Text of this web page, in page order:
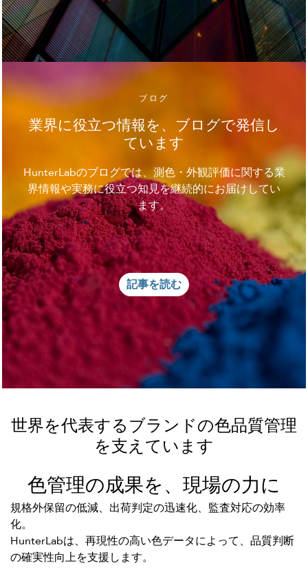
ブログ
業界に役立つ情報を、ブログで発信し
ています
HunterLabのブログでは、測色・外観評価に関する業
界情報や実務に役立つ知見を継続的にお届けしてい
ます。
記事を読む
世界を代表するブランドの色品質管理
を支えています
色管理の成果を、現場の力に
規格外保留の低減、出荷判定の迅速化、監査対応の効率
化。
HunterLabは、再現性の高い色データによって、品質判断
の確実性向上を支援します。